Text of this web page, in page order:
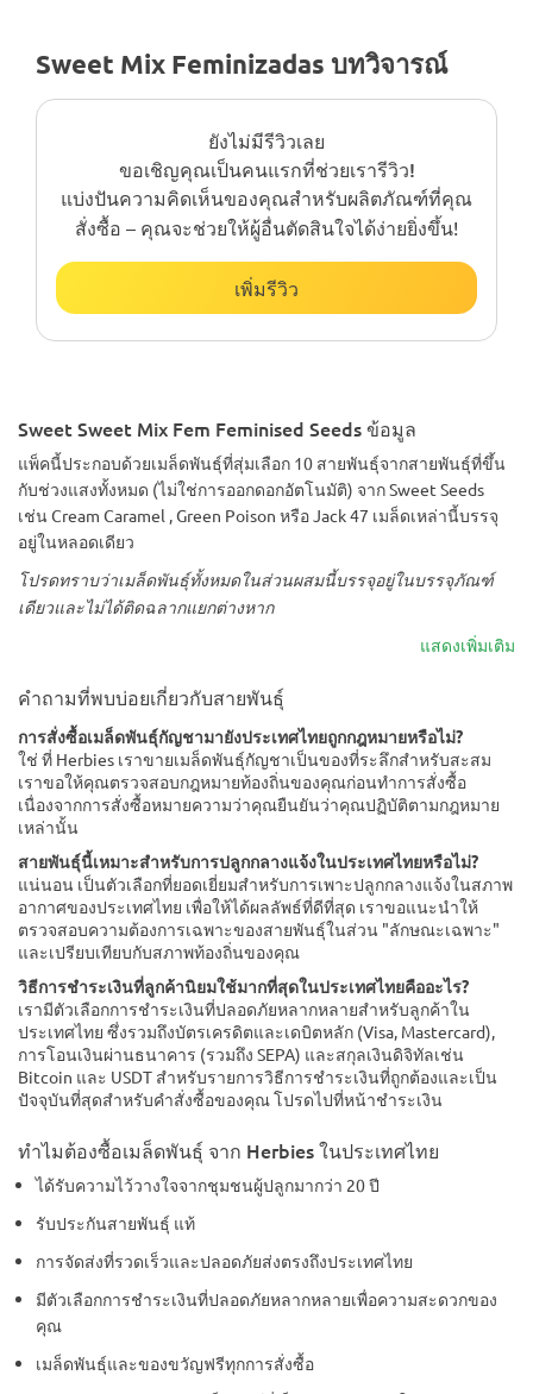
Sweet Mix Feminizadas บทวิจารณ์
ยังไม่มีรีวิวเลย
ขอเชิญคุณเป็นคนแรกที่ช่วยเรารีวิว!
แบ่งปันความคิดเห็นของคุณสำหรับผลิตภัณฑ์ที่คุณ
สั่งซื้อ – คุณจะช่วยให้ผู้อื่นตัดสินใจได้ง่ายยิ่งขึ้น!
เพิ่มรีวิว
Sweet Sweet Mix Fem Feminised Seeds ข้อมูล
แพ็คนี้ประกอบด้วยเมล็ดพันธุ์ที่สุ่มเลือก 10 สายพันธุ์จากสายพันธุ์ที่ขึ้น
กับช่วงแสงทั้งหมด (ไม่ใช่การออกดอกอัตโนมัติ) จาก Sweet Seeds
เช่น Cream Caramel , Green Poison หรือ Jack 47 เมล็ดเหล่านี้บรรจุ
อยู่ในหลอดเดียว
โปรดทราบว่าเมล็ดพันธุ์ทั้งหมดในส่วนผสมนี้บรรจุอยู่ในบรรจุภัณฑ์
เดียวและไม่ได้ติดฉลากแยกต่างหาก
แสดงเพิ่มเติม
คำถามที่พบบ่อยเกี่ยวกับสายพันธุ์
การสั่งซื้อเมล็ดพันธุ์กัญชามายังประเทศไทยถูกกฎหมายหรือไม่?
ใช่ ที่ Herbies เราขายเมล็ดพันธุ์กัญชาเป็นของที่ระลึกสำหรับสะสม
เราขอให้คุณตรวจสอบกฎหมายท้องถิ่นของคุณก่อนทำการสั่งซื้อ
เนื่องจากการสั่งซื้อหมายความว่าคุณยืนยันว่าคุณปฏิบัติตามกฎหมาย
เหล่านั้น
สายพันธุ์นี้เหมาะสำหรับการปลูกกลางแจ้งในประเทศไทยหรือไม่?
แน่นอน เป็นตัวเลือกที่ยอดเยี่ยมสำหรับการเพาะปลูกกลางแจ้งในสภาพ
อากาศของประเทศไทย เพื่อให้ได้ผลลัพธ์ที่ดีที่สุด เราขอแนะนำให้
ตรวจสอบความต้องการเฉพาะของสายพันธุ์ในส่วน "ลักษณะเฉพาะ"
และเปรียบเทียบกับสภาพท้องถิ่นของคุณ
วิธีการชำระเงินที่ลูกค้านิยมใช้มากที่สุดในประเทศไทยคืออะไร?
เรามีตัวเลือกการชำระเงินที่ปลอดภัยหลากหลายสำหรับลูกค้าใน
ประเทศไทย ซึ่งรวมถึงบัตรเครดิตและเดบิตหลัก (Visa, Mastercard),
การโอนเงินผ่านธนาคาร (รวมถึง SEPA) และสกุลเงินดิจิทัลเช่น
Bitcoin และ USDT สำหรับรายการวิธีการชำระเงินที่ถูกต้องและเป็น
ปัจจุบันที่สุดสำหรับคำสั่งซื้อของคุณ โปรดไปที่หน้าชำระเงิน
ทำไมต้องซื้อเมล็ดพันธุ์ จาก Herbies ในประเทศไทย
ได้รับความไว้วางใจจากชุมชนผู้ปลูกมากว่า 20 ปี
รับประกันสายพันธุ์ แท้
การจัดส่งที่รวดเร็วและปลอดภัยส่งตรงถึงประเทศไทย
มีตัวเลือกการชำระเงินที่ปลอดภัยหลากหลายเพื่อความสะดวกของ
คุณ
เมล็ดพันธุ์และของขวัญฟรีทุกการสั่งซื้อ